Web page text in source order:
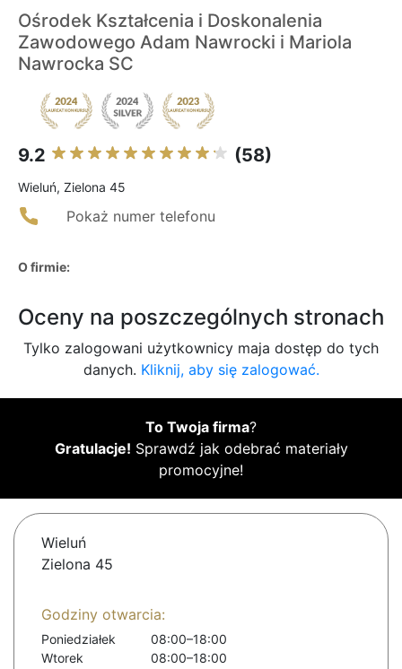
Ośrodek Kształcenia i Doskonalenia
Zawodowego Adam Nawrocki i Mariola
Nawrocka SC
9.2 (58)
Wieluń, Zielona 45
Pokaż numer telefonu
O firmie:
Oceny na poszczególnych stronach
Tylko zalogowani użytkownicy maja dostęp do tych
danych. Kliknij, aby się zalogować.
To Twoja firma?
Gratulacje! Sprawdź jak odebrać materiały
promocyjne!
Wieluń
Zielona 45
Godziny otwarcia:
Poniedziałek
08:00–18:00
Wtorek
08:00–18:00